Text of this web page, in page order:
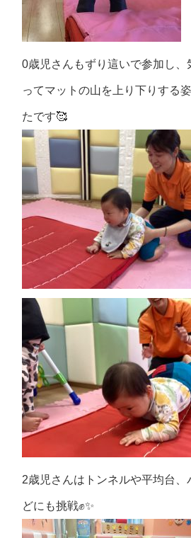
0歳児さんもずり這いで参加し
ってマットの山を上り下りする
たです🥰
2歳児さんはトンネルや平均台、
どにも挑戦✊✨